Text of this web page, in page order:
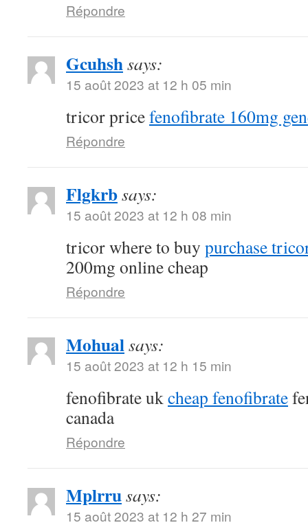
Répondre
Gcuhshsays:
15 août 2023 at 12 h 05 min
tricor pricefenofibrate 160mg
Répondre
Flgkrbsays:
15 août 2023 at 12 h 08 min
tricor where to buy purchase
200mg online cheap
Répondre
Mohualsays:
15 août 2023 at 12 h 15 min
fenofibrate ukcheap fenofibrate
canada
Répondre
Mplrrusays:
15 août 2023 at 12 h 27 min